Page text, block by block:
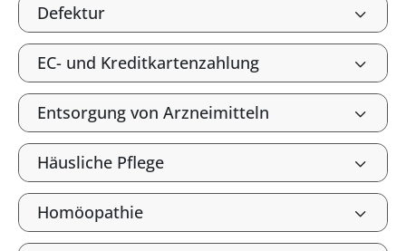
Defektur
EC- und Kreditkartenzahlung
Entsorgung von Arzneimitteln
Häusliche Pflege
Homöopathie